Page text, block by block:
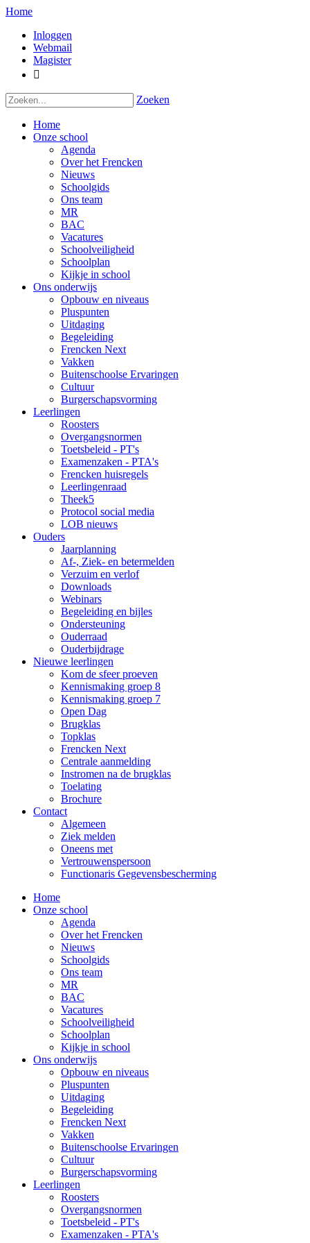
Home
Inloggen
Webmail
Magister

Zoeken
Home
Onze school
Agenda
Over het Frencken
Nieuws
Schoolgids
Ons team
MR
BAC
Vacatures
Schoolveiligheid
Schoolplan
Kijkje in school
Ons onderwijs
Opbouw en niveaus
Pluspunten
Uitdaging
Begeleiding
Frencken Next
Vakken
Buitenschoolse Ervaringen
Cultuur
Burgerschapsvorming
Leerlingen
Roosters
Overgangsnormen
Toetsbeleid - PT's
Examenzaken - PTA's
Frencken huisregels
Leerlingenraad
Theek5
Protocol social media
LOB nieuws
Ouders
Jaarplanning
Af-, Ziek- en betermelden
Verzuim en verlof
Downloads
Webinars
Begeleiding en bijles
Ondersteuning
Ouderraad
Ouderbijdrage
Nieuwe leerlingen
Kom de sfeer proeven
Kennismaking groep 8
Kennismaking groep 7
Open Dag
Brugklas
Topklas
Frencken Next
Centrale aanmelding
Instromen na de brugklas
Toelating
Brochure
Contact
Algemeen
Ziek melden
Oneens met
Vertrouwenspersoon
Functionaris Gegevensbescherming
Home
Onze school
Agenda
Over het Frencken
Nieuws
Schoolgids
Ons team
MR
BAC
Vacatures
Schoolveiligheid
Schoolplan
Kijkje in school
Ons onderwijs
Opbouw en niveaus
Pluspunten
Uitdaging
Begeleiding
Frencken Next
Vakken
Buitenschoolse Ervaringen
Cultuur
Burgerschapsvorming
Leerlingen
Roosters
Overgangsnormen
Toetsbeleid - PT's
Examenzaken - PTA's